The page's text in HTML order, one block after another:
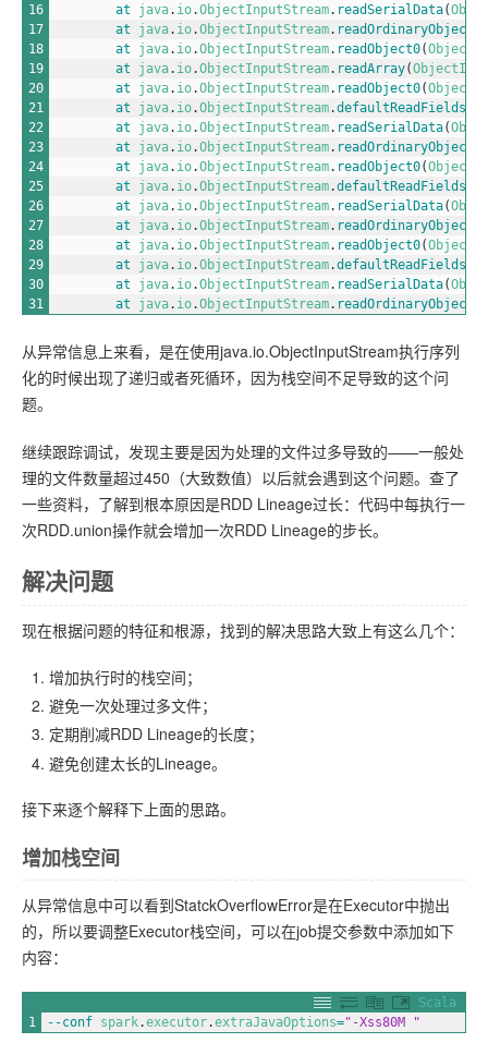
16
17
18
19
20
21
22
23
24
25
26
27
28
29
30
31
at java. io.ObjectInputStream. readSerialData(
at java. io.ObjectInputStream. readOrdinaryObject
at java. io.ObjectInputStream. readObject0(
at java. io.ObjectInputStream. readArray(
at java. io.ObjectInputStream. readObject0(
at java. io.ObjectInputStream.defaultReadFields
at java. io.ObjectInputStream. readSerialData(
at java. io.ObjectInputStream. readOrdinaryObject
at java. io.ObjectInputStream. readObject0(
at java. io.ObjectInputStream.defaultReadFields
at java. io.ObjectInputStream. readSerialData(
at java. io.ObjectInputStream. readOrdinaryObject
at java. io.ObjectInputStream. readObject0(
at java. io.ObjectInputStream.defaultReadFields
at java. io.ObjectInputStream. readSerialData(
at java. io.ObjectInputStream. readOrdinaryObject
从异常信息上来看，是在使用java.io.ObjectInputStream执行序列
化的时候出现了递归或者死循环，因为栈空间不足导致的这个问
题。
继续跟踪调试，发现主要是因为处理的文件过多导致的——一般处
理的文件数量超过450（大致数值）以后就会遇到这个问题。查了
一些资料，了解到根本原因是RDD Lineage过长：代码中每执行一
次RDD.union操作就会增加一次RDD Lineage的步长。
解决问题
现在根据问题的特征和根源，找到的解决思路大致上有这么几个：
增加执行时的栈空间；
避免一次处理过多文件；
定期削减RDD Lineage的长度；
避免创建太长的Lineage。
接下来逐个解释下上面的思路。
增加栈空间
从异常信息中可以看到StatckOverflowError是在Executor中抛出
的，所以要调整Executor栈空间，可以在job提交参数中添加如下
内容：
Scala
1
--conf spark.executor.extraJavaOptions="-Xss80M "